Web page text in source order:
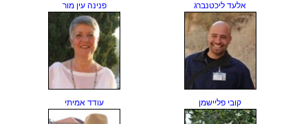
אלעד ליכטנברג פנינה עין מור
קובי פליישמן עודד אמיתי